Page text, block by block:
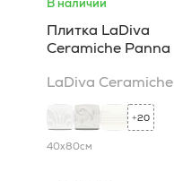
В наличии
Плитка LaDiva
Сeramiche Panna
LaDiva Сeramiche
+20
40x80см